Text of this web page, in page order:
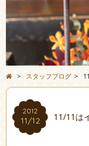
> スタッフブログ >
2012
11/12 11/11は